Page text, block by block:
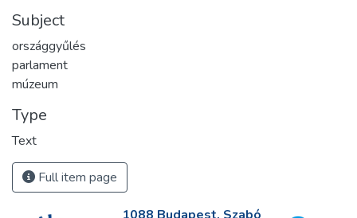
Subject
országgyűlés
parlament
múzeum
Type
Text
Full item page